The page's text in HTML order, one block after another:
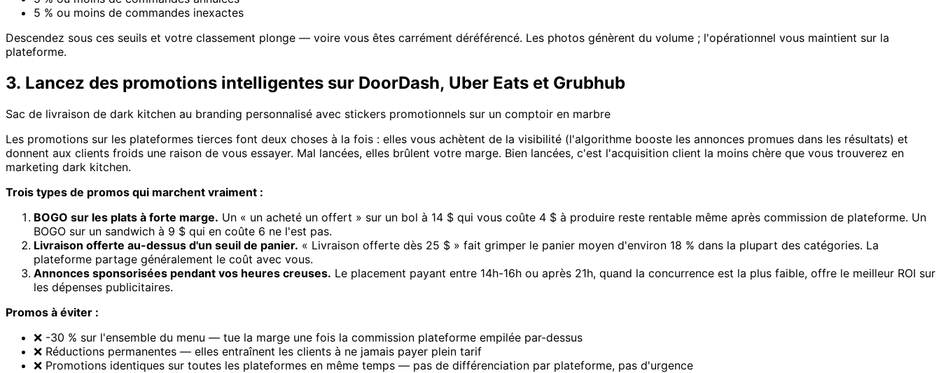
5 % ou moins de commandes inexactes
Descendez sous ces seuils et votre classement plonge — voire vous êtes carrément déréférencé. Les photos génèrent du volume ; l'opérationnel vous maintient sur la
plateforme.
3. Lancez des promotions intelligentes sur DoorDash, Uber Eats et Grubhub
Sac de livraison de dark kitchen au branding personnalisé avec stickers promotionnels sur un comptoir en marbre
Les promotions sur les plateformes tierces font deux choses à la fois : elles vous achètent de la visibilité (l'algorithme booste les annonces promues dans les résultats) et
donnent aux clients froids une raison de vous essayer. Mal lancées, elles brûlent votre marge. Bien lancées, c'est l'acquisition client la moins chère que vous trouverez en
marketing dark kitchen.
Trois types de promos qui marchent vraiment :
BOGO sur les plats à forte marge. Un « un acheté un offert » sur un bol à 14 $ qui vous coûte 4 $ à produire reste rentable même après commission de plateforme. Un
BOGO sur un sandwich à 9 $ qui en coûte 6 ne l'est pas.
Livraison offerte au-dessus d'un seuil de panier. « Livraison offerte dès 25 $ » fait grimper le panier moyen d'environ 18 % dans la plupart des catégories. La
plateforme partage généralement le coût avec vous.
Annonces sponsorisées pendant vos heures creuses. Le placement payant entre 14h-16h ou après 21h, quand la concurrence est la plus faible, offre le meilleur ROI sur
les dépenses publicitaires.
Promos à éviter :
❌ -30 % sur l'ensemble du menu — tue la marge une fois la commission plateforme empilée par-dessus
❌ Réductions permanentes — elles entraînent les clients à ne jamais payer plein tarif
❌ Promotions identiques sur toutes les plateformes en même temps — pas de différenciation par plateforme, pas d'urgence